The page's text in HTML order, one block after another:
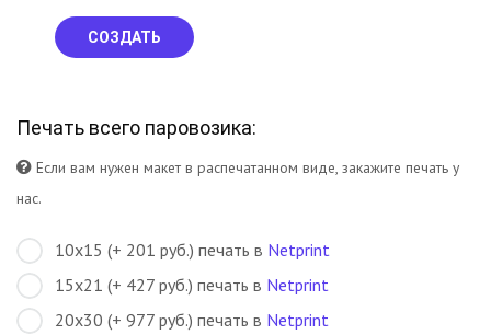
СОЗДАТЬ
Печать всего паровозика:
Если вам нужен макет в распечатанном виде, закажите печать у
нас.
10х15 (+ 201 руб.) печать в Netprint
15х21 (+ 427 руб.) печать в Netprint
20х30 (+ 977 руб.) печать в Netprint